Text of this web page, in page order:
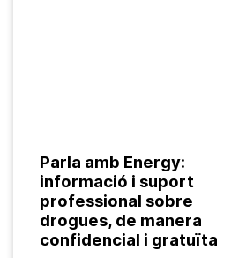
Parla amb Energy:
informació i suport
professional sobre
drogues, de manera
confidencial i gratuïta